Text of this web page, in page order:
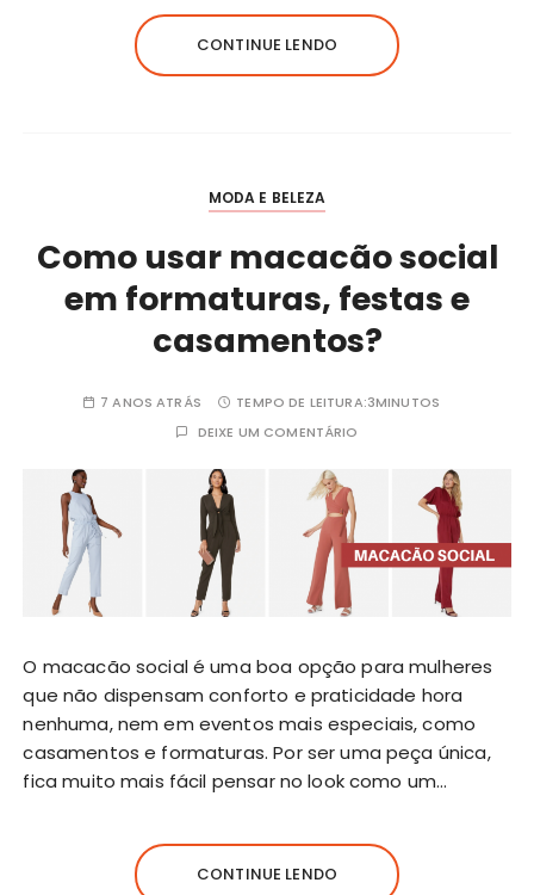
CONTINUE LENDO
MODA E BELEZA
Como usar macacão social
em formaturas, festas e
casamentos?
7 ANOS ATRÁS TEMPO DE LEITURA:3MINUTOS
DEIXE UM COMENTÁRIO
O macacão social é uma boa opção para mulheres
que não dispensam conforto e praticidade hora
nenhuma, nem em eventos mais especiais, como
casamentos e formaturas. Por ser uma peça única,
fica muito mais fácil pensar no look como um…
CONTINUE LENDO